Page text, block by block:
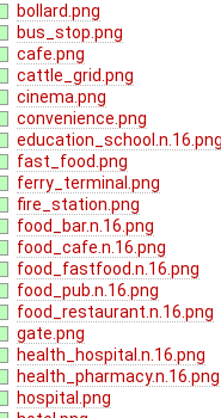
bollard.png
bus_stop.png
cafe.png
cattle_grid.png
cinema.png
convenience.png
education_school.n.16.png
fast_food.png
ferry_terminal.png
fire_station.png
food_bar.n.16.png
food_cafe.n.16.png
food_fastfood.n.16.png
food_pub.n.16.png
food_restaurant.n.16.png
gate.png
health_hospital.n.16.png
health_pharmacy.n.16.png
hospital.png